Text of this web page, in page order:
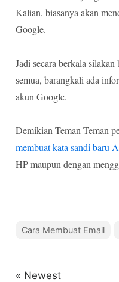
Kalian, biasanya akan
Google.
Jadi secara berkala
semua, barangkali ada
akun Google.
Demikian Teman-Teman
membuat kata sandi baru
HP maupun dengan
Cara Membuat Email
« Newest